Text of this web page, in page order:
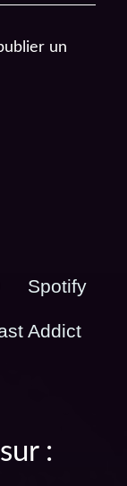
un
Spotify
Addict
: